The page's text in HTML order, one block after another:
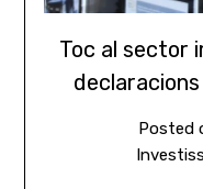
Toc al sector
Posted